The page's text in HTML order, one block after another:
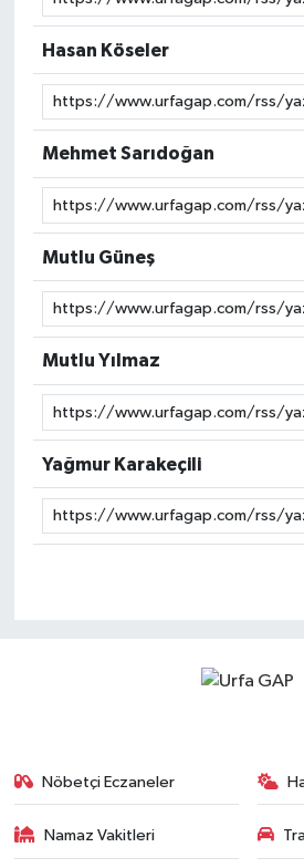
Hasan Köseler
Mehmet Sarıdoğan
Mutlu Güneş
Mutlu Yılmaz
Yağmur Karakeçili
Nöbetçi Eczaneler
Namaz Vakitleri